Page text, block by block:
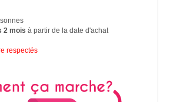
2 mois à partir de la date d'achat
respectés